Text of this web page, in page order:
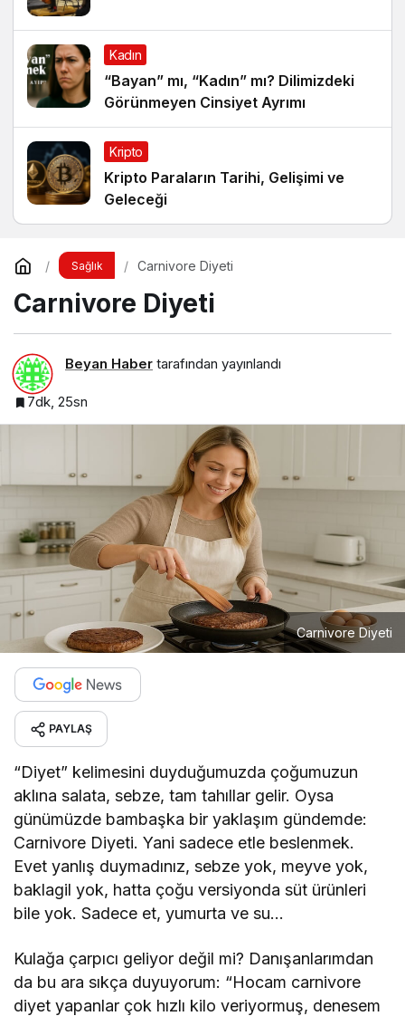
Kadın
“Bayan” mı, “Kadın” mı? Dilimizdeki
Görünmeyen Cinsiyet Ayrımı
Kripto
Kripto Paraların Tarihi, Gelişimi ve
Geleceği
Sağlık Carnivore Diyeti
Carnivore Diyeti
Beyan Haber tarafından yayınlandı
7dk, 25sn
Carnivore Diyeti
PAYLAŞ
“Diyet” kelimesini duyduğumuzda çoğumuzun
aklına salata, sebze, tam tahıllar gelir. Oysa
günümüzde bambaşka bir yaklaşım gündemde:
Carnivore Diyeti. Yani sadece etle beslenmek.
Evet yanlış duymadınız, sebze yok, meyve yok,
baklagil yok, hatta çoğu versiyonda süt ürünleri
bile yok. Sadece et, yumurta ve su…
Kulağa çarpıcı geliyor değil mi? Danışanlarımdan
da bu ara sıkça duyuyorum: “Hocam carnivore
diyet yapanlar çok hızlı kilo veriyormuş, denesem